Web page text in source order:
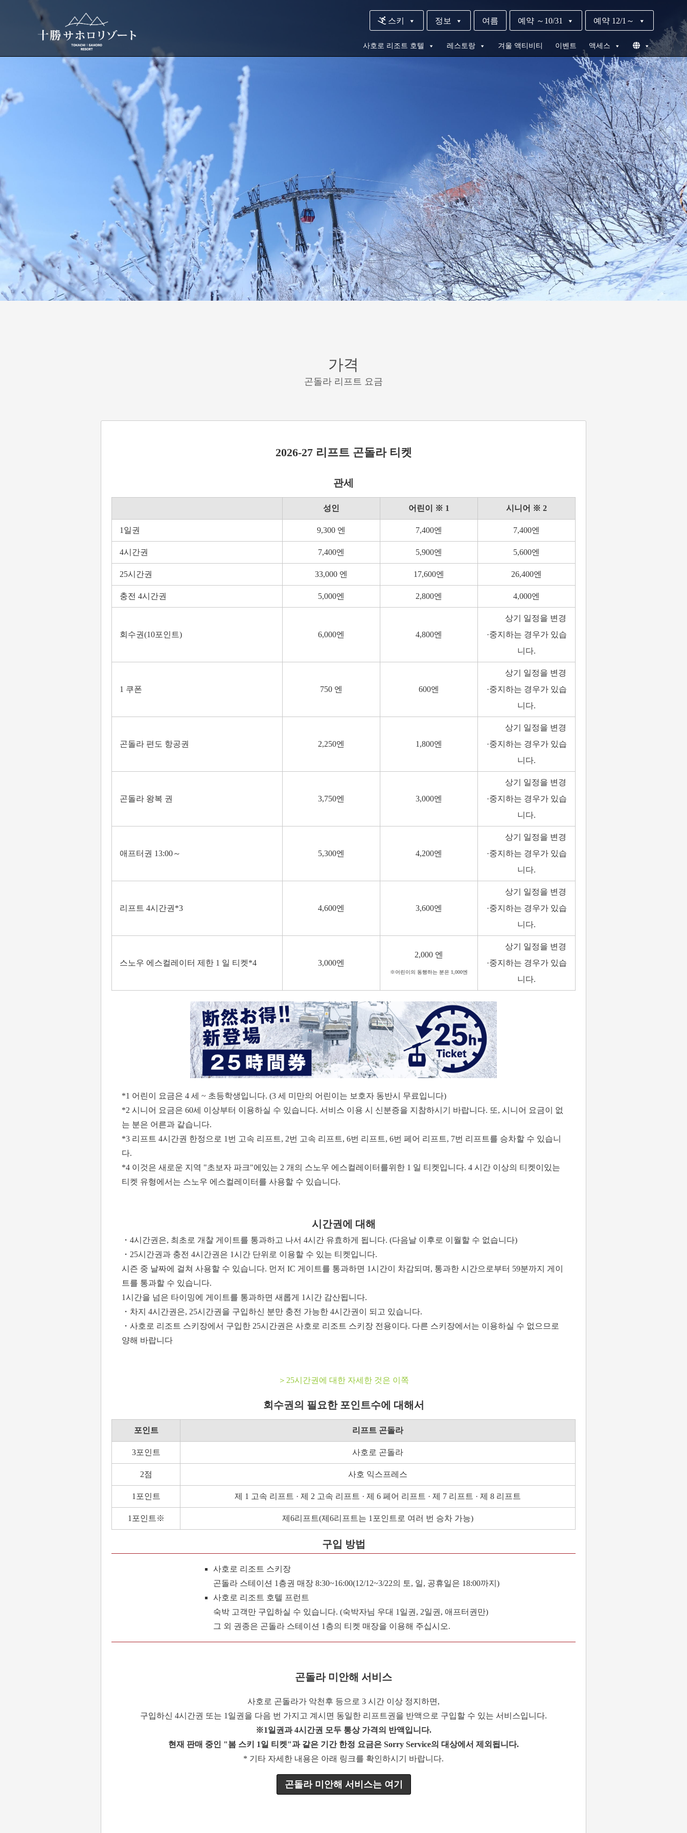
스키 정보 여름 예약 ～10/31 예약 12/1～
사호로 리조트 호텔 레스토랑 겨울 액티비티 이벤트 액세스
가격
곤돌라 리프트 요금
2026-27 리프트 곤돌라 티켓
관세
성인 어린이 ※ 1 시니어 ※ 2
1일권 9,300 엔 7,400엔 7,400엔
4시간권 7,400엔 5,900엔 5,600엔
25시간권 33,000 엔 17,600엔 26,400엔
충전 4시간권 5,000엔 2,800엔 4,000엔
회수권(10포인트) 6,000엔 4,800엔
상기 일정을 변경
·중지하는 경우가 있습
니다.
1 쿠폰 750 엔 600엔
상기 일정을 변경
·중지하는 경우가 있습
니다.
곤돌라 편도 항공권 2,250엔 1,800엔
상기 일정을 변경
·중지하는 경우가 있습
니다.
곤돌라 왕복 권 3,750엔 3,000엔
상기 일정을 변경
·중지하는 경우가 있습
니다.
애프터권 13:00～ 5,300엔 4,200엔
상기 일정을 변경
·중지하는 경우가 있습
니다.
리프트 4시간권*3 4,600엔 3,600엔
상기 일정을 변경
·중지하는 경우가 있습
니다.
스노우 에스컬레이터 제한 1 일 티켓*4 3,000엔
2,000 엔
※어린이의 동행하는 분은 1,000엔
상기 일정을 변경
·중지하는 경우가 있습
니다.
*1 어린이 요금은 4 세 ~ 초등학생입니다. (3 세 미만의 어린이는 보호자 동반시 무료입니다)
*2 시니어 요금은 60세 이상부터 이용하실 수 있습니다. 서비스 이용 시 신분증을 지참하시기 바랍니다. 또, 시니어 요금이 없
는 분은 어른과 같습니다.
*3 리프트 4시간권 한정으로 1번 고속 리프트, 2번 고속 리프트, 6번 리프트, 6번 페어 리프트, 7번 리프트를 승차할 수 있습니
다.
*4 이것은 새로운 지역 "초보자 파크"에있는 2 개의 스노우 에스컬레이터를위한 1 일 티켓입니다. 4 시간 이상의 티켓이있는
티켓 유형에서는 스노우 에스컬레이터를 사용할 수 있습니다.
시간권에 대해
・4시간권은, 최초로 개찰 게이트를 통과하고 나서 4시간 유효하게 됩니다. (다음날 이후로 이월할 수 없습니다)
・25시간권과 충전 4시간권은 1시간 단위로 이용할 수 있는 티켓입니다.
시즌 중 날짜에 걸쳐 사용할 수 있습니다. 먼저 IC 게이트를 통과하면 1시간이 차감되며, 통과한 시간으로부터 59분까지 게이
트를 통과할 수 있습니다.
1시간을 넘은 타이밍에 게이트를 통과하면 새롭게 1시간 감산됩니다.
・차지 4시간권은, 25시간권을 구입하신 분만 충전 가능한 4시간권이 되고 있습니다.
・사호로 리조트 스키장에서 구입한 25시간권은 사호로 리조트 스키장 전용이다. 다른 스키장에서는 이용하실 수 없으므로
양해 바랍니다
＞25시간권에 대한 자세한 것은 이쪽
회수권의 필요한 포인트수에 대해서
포인트 리프트 곤돌라
3포인트 사호로 곤돌라
2점 사호 익스프레스
1포인트 제 1 고속 리프트 · 제 2 고속 리프트 · 제 6 페어 리프트 · 제 7 리프트 · 제 8 리프트
1포인트※ 제6리프트(제6리프트는 1포인트로 여러 번 승차 가능)
구입 방법
사호로 리조트 스키장
곤돌라 스테이션 1층권 매장 8:30~16:00(12/12~3/22의 토, 일, 공휴일은 18:00까지)
사호로 리조트 호텔 프런트
숙박 고객만 구입하실 수 있습니다. (숙박자님 우대 1일권, 2일권, 애프터권만)
그 외 권종은 곤돌라 스테이션 1층의 티켓 매장을 이용해 주십시오.
곤돌라 미안해 서비스
사호로 곤돌라가 악천후 등으로 3 시간 이상 정지하면,
구입하신 4시간권 또는 1일권을 다음 번 가지고 계시면 동일한 리프트권을 반액으로 구입할 수 있는 서비스입니다.
※1일권과 4시간권 모두 통상 가격의 반액입니다.
현재 판매 중인 "봄 스키 1일 티켓"과 같은 기간 한정 요금은 Sorry Service의 대상에서 제외됩니다.
* 기타 자세한 내용은 아래 링크를 확인하시기 바랍니다.
곤돌라 미안해 서비스는 여기